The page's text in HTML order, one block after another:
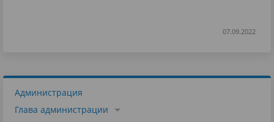
07.09.2022
Администрация
Глава администрации